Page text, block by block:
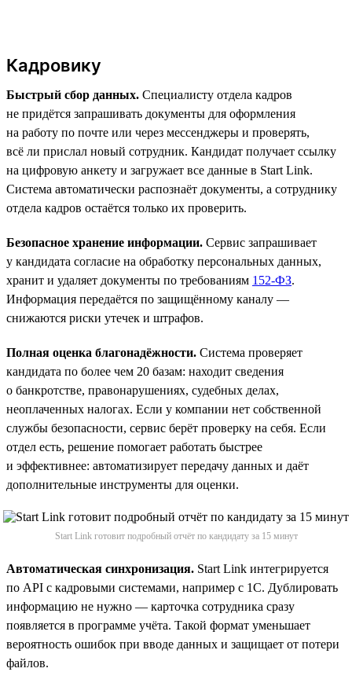
Кадровику
Быстрый сбор данных. Специалисту отдела кадров
не придётся запрашивать документы для оформления
на работу по почте или через мессенджеры и проверять,
всё ли прислал новый сотрудник. Кандидат получает ссылку
на цифровую анкету и загружает все данные в Start Link.
Система автоматически распознаёт документы, а сотруднику
отдела кадров остаётся только их проверить.
Безопасное хранение информации. Сервис запрашивает
у кандидата согласие на обработку персональных данных,
хранит и удаляет документы по требованиям 152-ФЗ.
Информация передаётся по защищённому каналу —
снижаются риски утечек и штрафов.
Полная оценка благонадёжности. Система проверяет
кандидата по более чем 20 базам: находит сведения
о банкротстве, правонарушениях, судебных делах,
неоплаченных налогах. Если у компании нет собственной
службы безопасности, сервис берёт проверку на себя. Если
отдел есть, решение помогает работать быстрее
и эффективнее: автоматизирует передачу данных и даёт
дополнительные инструменты для оценки.
Start Link готовит подробный отчёт по кандидату за 15 минут
Автоматическая синхронизация. Start Link интегрируется
по API с кадровыми системами, например с 1С. Дублировать
информацию не нужно — карточка сотрудника сразу
появляется в программе учёта. Такой формат уменьшает
вероятность ошибок при вводе данных и защищает от потери
файлов.